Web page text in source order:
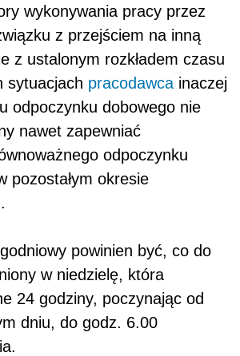
wykonywania pracy przez
z przejściem na inną
z ustalonym rozkładem czasu
sytuacjach pracodawca inaczej
odpoczynku dobowego nie
nawet zapewniać
odpoczynku
pozostałym okresie
powinien być, co do
w niedzielę, która
24 godziny, poczynając od
dniu, do godz. 6.00